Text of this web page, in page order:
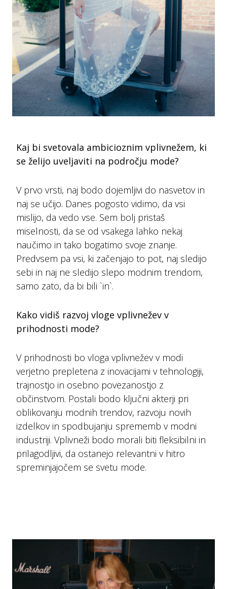
Kaj bi svetovala ambicioznim vplivnežem, ki
se želijo uveljaviti na področju mode?
V prvo vrsti, naj bodo dojemljivi do nasvetov in
naj se učijo. Danes pogosto vidimo, da vsi
mislijo, da vedo vse. Sem bolj pristaš
miselnosti, da se od vsakega lahko nekaj
naučimo in tako bogatimo svoje znanje.
Predvsem pa vsi, ki začenjajo to pot, naj sledijo
sebi in naj ne sledijo slepo modnim trendom,
samo zato, da bi bili `in`.
Kako vidiš razvoj vloge vplivnežev v
prihodnosti mode?
V prihodnosti bo vloga vplivnežev v modi
verjetno prepletena z inovacijami v tehnologiji,
trajnostjo in osebno povezanostjo z
občinstvom. Postali bodo ključni akterji pri
oblikovanju modnih trendov, razvoju novih
izdelkov in spodbujanju sprememb v modni
industriji. Vplivneži bodo morali biti fleksibilni in
prilagodljivi, da ostanejo relevantni v hitro
spreminjajočem se svetu mode.